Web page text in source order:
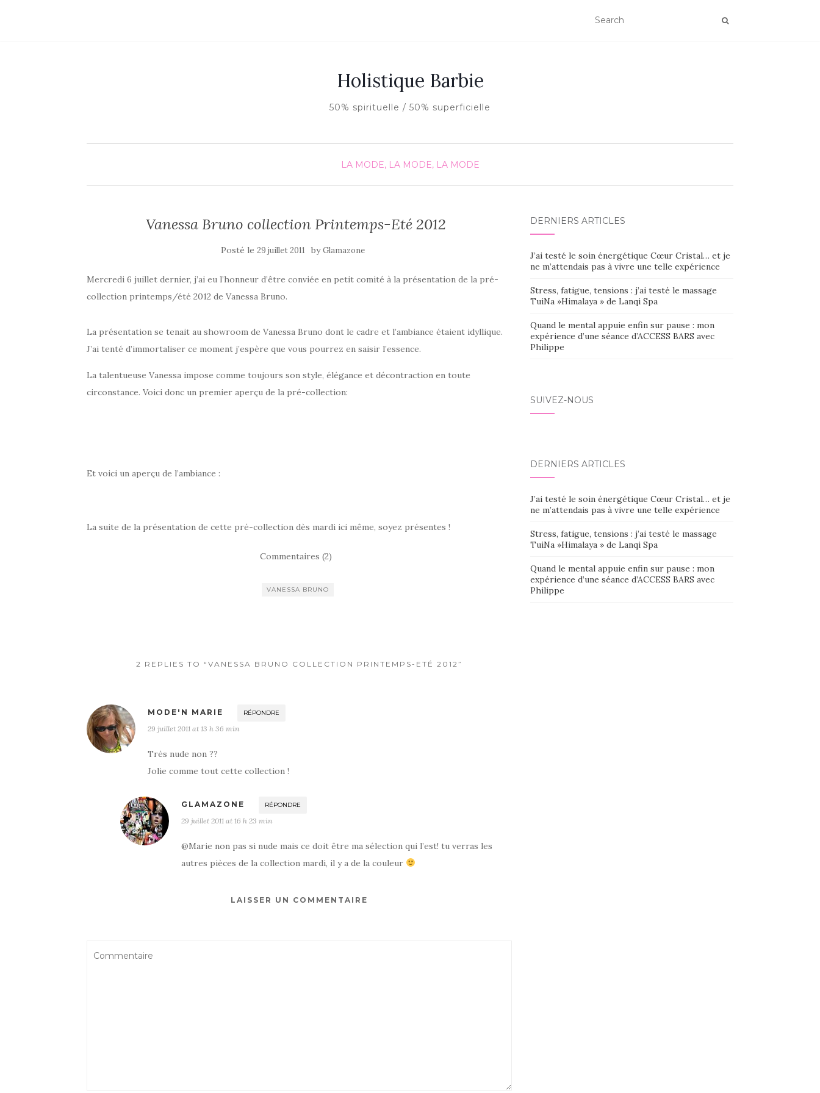
Holistique Barbie
50% spirituelle / 50% superficielle
LA MODE, LA MODE, LA MODE
Vanessa Bruno collection Printemps-Eté 2012
Posté le29 juillet 2011 byGlamazone
Mercredi 6 juillet dernier, j’ai eu l’honneur d’être conviée en petit comité à la présentation de la pré-
collection printemps/été 2012 de Vanessa Bruno.
La présentation se tenait au showroom de Vanessa Bruno dont le cadre et l’ambiance étaient idyllique.
J’ai tenté d’immortaliser ce moment j’espère que vous pourrez en saisir l’essence.
La talentueuse Vanessa impose comme toujours son style, élégance et décontraction en toute
circonstance. Voici donc un premier aperçu de la pré-collection:
Et voici un aperçu de l’ambiance :
La suite de la présentation de cette pré-collection dès mardi ici même, soyez présentes !
Commentaires (2)
VANESSA BRUNO
2 REPLIES TO “VANESSA BRUNO COLLECTION PRINTEMPS-ETÉ 2012”
MODE'N MARIE RÉPONDRE
29 juillet 2011 at 13 h 36 min
Très nude non ??
Jolie comme tout cette collection !
GLAMAZONE RÉPONDRE
29 juillet 2011 at 16 h 23 min
@Marie non pas si nude mais ce doit être ma sélection qui l’est! tu verras les
autres pièces de la collection mardi, il y a de la couleur
LAISSER UN COMMENTAIRE
DERNIERS ARTICLES
J’ai testé le soin énergétique Cœur Cristal… et je
ne m’attendais pas à vivre une telle expérience
Stress, fatigue, tensions : j’ai testé le massage
TuiNa »Himalaya » de Lanqi Spa
Quand le mental appuie enfin sur pause : mon
expérience d’une séance d’ACCESS BARS avec
Philippe
SUIVEZ-NOUS
DERNIERS ARTICLES
J’ai testé le soin énergétique Cœur Cristal… et je
ne m’attendais pas à vivre une telle expérience
Stress, fatigue, tensions : j’ai testé le massage
TuiNa »Himalaya » de Lanqi Spa
Quand le mental appuie enfin sur pause : mon
expérience d’une séance d’ACCESS BARS avec
Philippe